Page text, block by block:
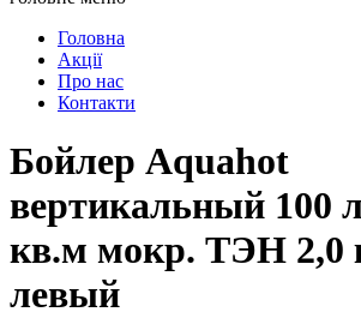
Головна
Акції
Про нас
Контакти
Бойлер Aquahot
вертикальный 100
кв.м мокр. ТЭН 2,0
левый